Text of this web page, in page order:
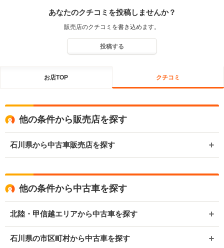
あなたのクチコミを投稿しませんか？
販売店のクチコミを書き込めます。
投稿する
お店TOP クチコミ
他の条件から販売店を探す
石川県から中古車販売店を探す
他の条件から中古車を探す
北陸・甲信越エリアから中古車を探す
石川県の市区町村から中古車を探す